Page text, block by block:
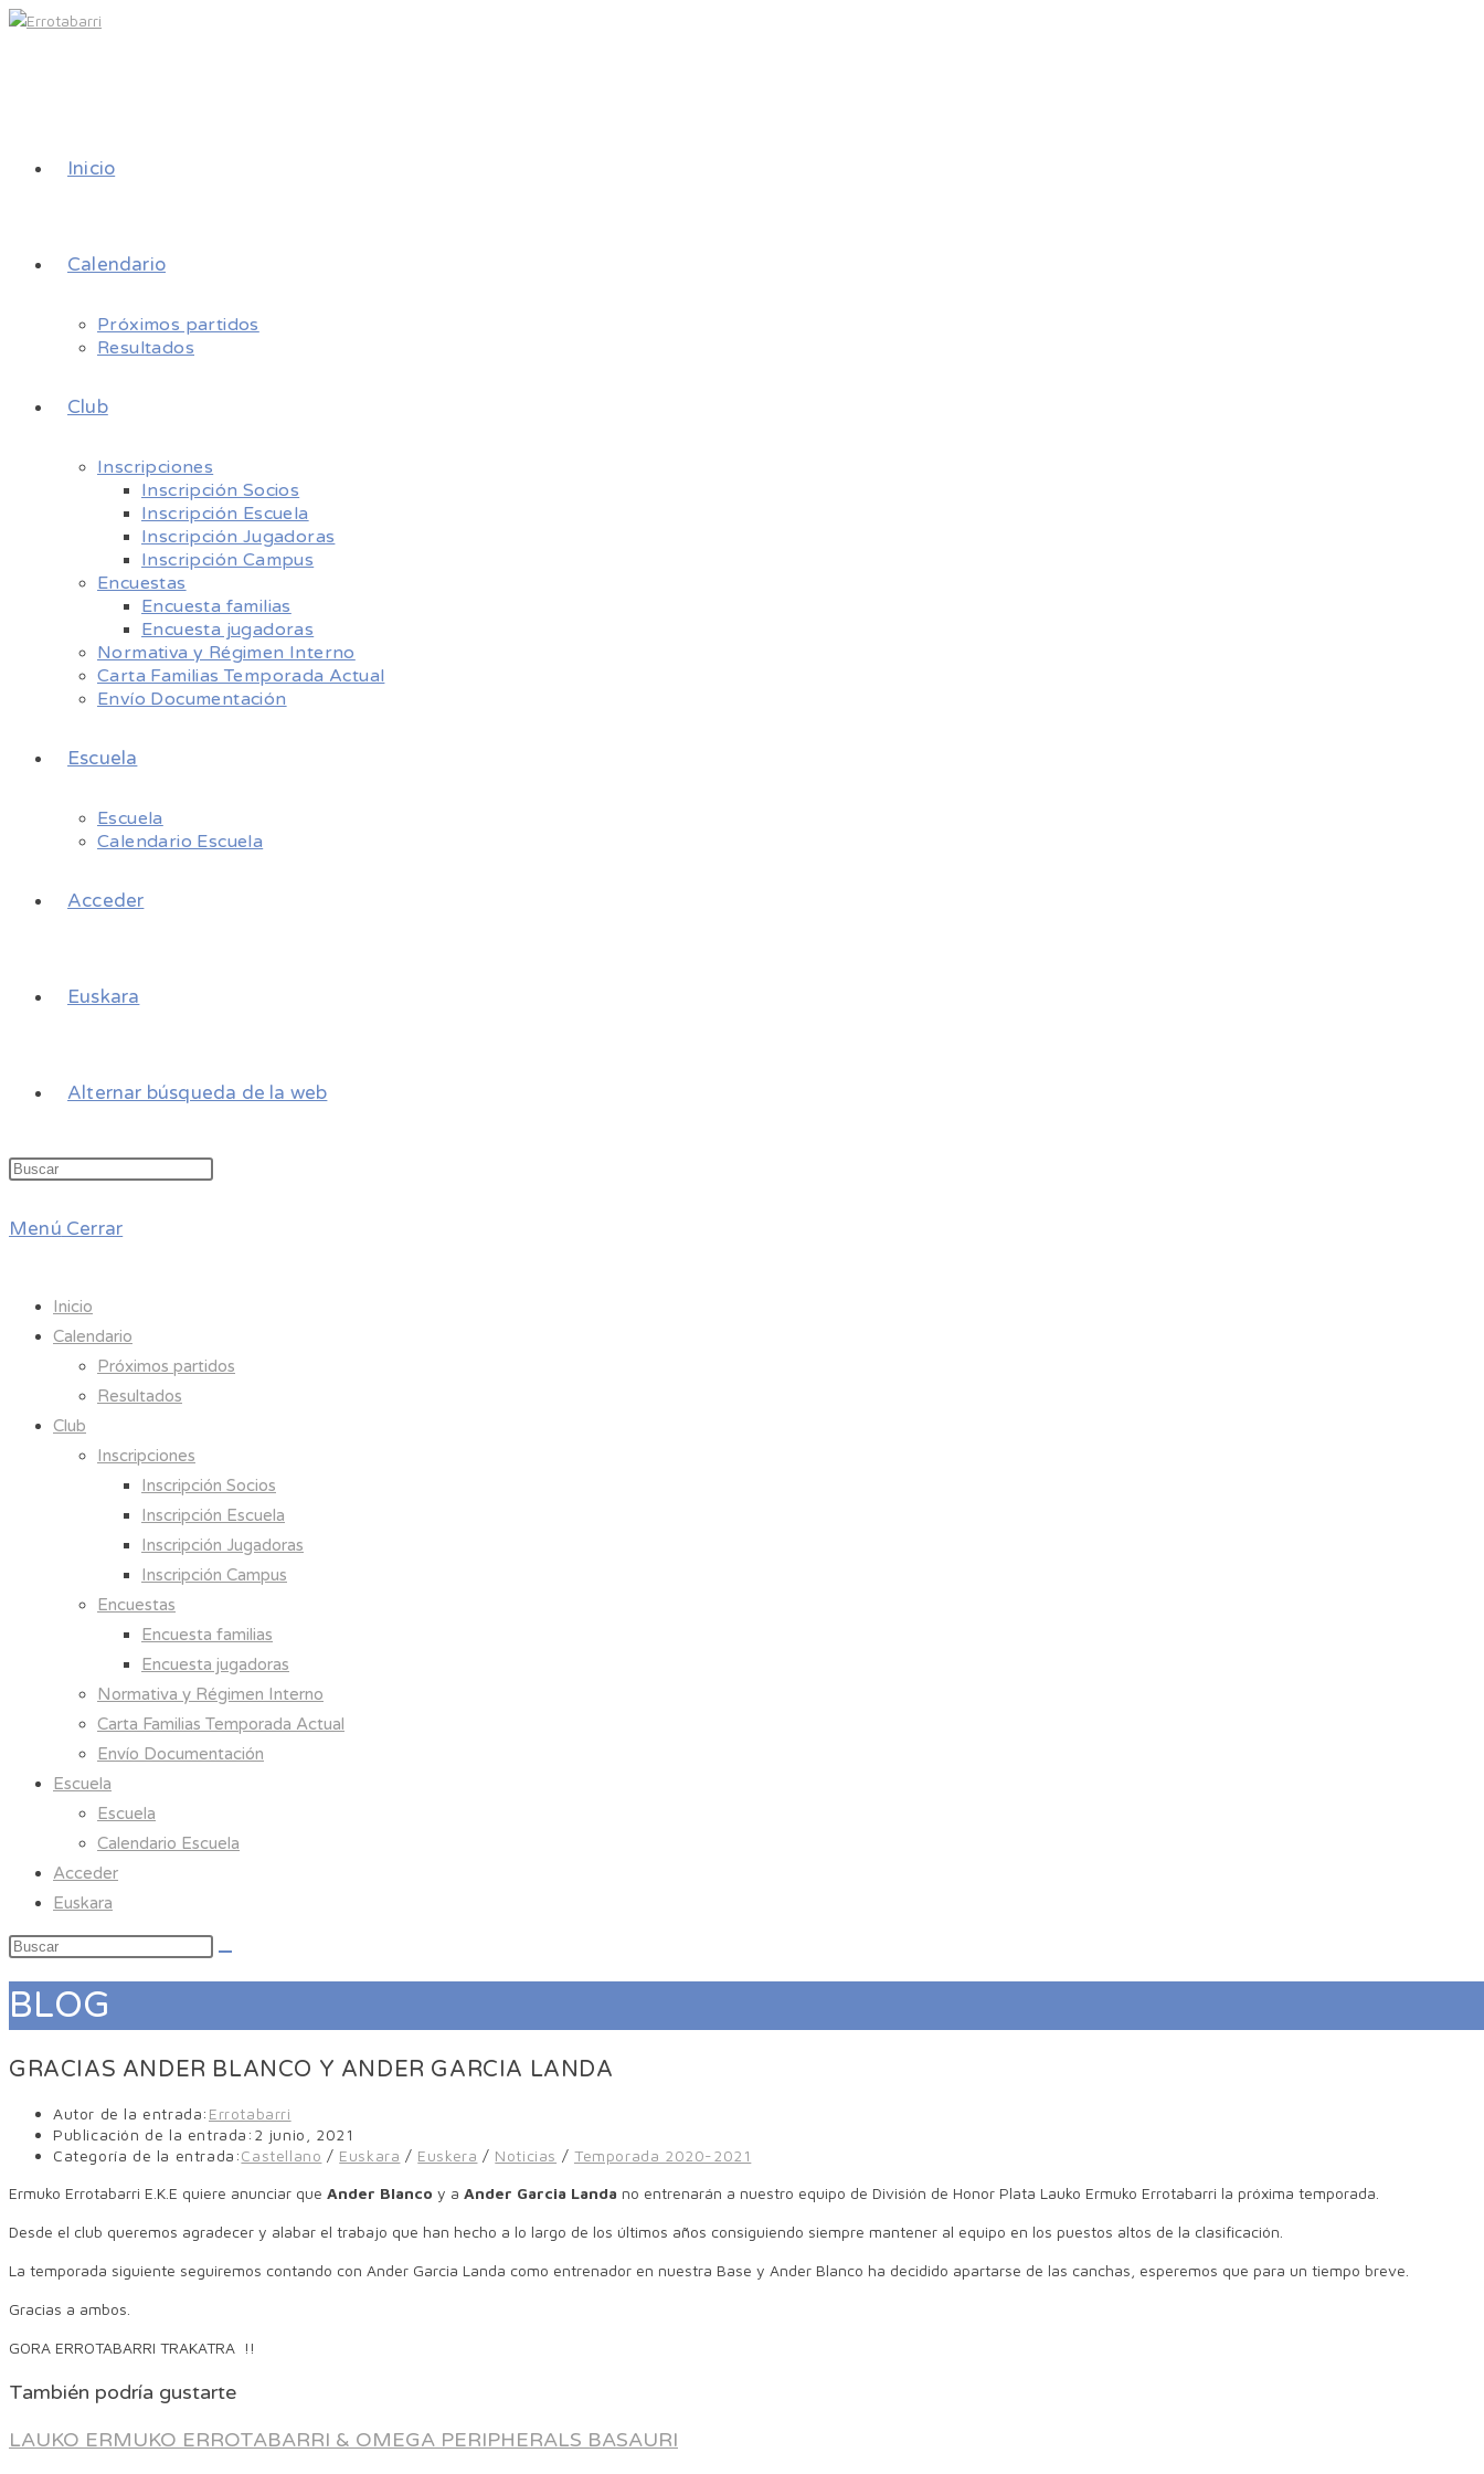
Inicio
Calendario
Próximos partidos
Resultados
Club
Inscripciones
Inscripción Socios
Inscripción Escuela
Inscripción Jugadoras
Inscripción Campus
Encuestas
Encuesta familias
Encuesta jugadoras
Normativa y Régimen Interno
Carta Familias Temporada Actual
Envío Documentación
Escuela
Escuela
Calendario Escuela
Acceder
Euskara
Alternar búsqueda de la web
Menú Cerrar
Inicio
Calendario
Próximos partidos
Resultados
Club
Inscripciones
Inscripción Socios
Inscripción Escuela
Inscripción Jugadoras
Inscripción Campus
Encuestas
Encuesta familias
Encuesta jugadoras
Normativa y Régimen Interno
Carta Familias Temporada Actual
Envío Documentación
Escuela
Escuela
Calendario Escuela
Acceder
Euskara
BLOG
GRACIAS ANDER BLANCO Y ANDER GARCIA LANDA
Autor de la entrada: Errotabarri
Publicación de la entrada: 2 junio, 2021
Categoría de la entrada:Castellano / Euskara / Euskera / Noticias / Temporada 2020-2021
Ermuko Errotabarri E.K.E quiere anunciar que Ander Blanco y a Ander Garcia Landa no entrenarán a nuestro equipo de División de Honor Plata Lauko Ermuko Errotabarri la próxima temporada.
Desde el club queremos agradecer y alabar el trabajo que han hecho a lo largo de los últimos años consiguiendo siempre mantener al equipo en los puestos altos de la clasificación.
La temporada siguiente seguiremos contando con Ander Garcia Landa como entrenador en nuestra Base y Ander Blanco ha decidido apartarse de las canchas, esperemos que para un tiempo breve.
Gracias a ambos.
GORA ERROTABARRI TRAKATRA !!
También podría gustarte
LAUKO ERMUKO ERROTABARRI & OMEGA PERIPHERALS BASAURI